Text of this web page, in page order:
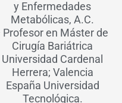
y Enfermedades
Metabólicas, A.C.
Profesor en Máster de
Cirugía Bariátrica
Universidad Cardenal
Herrera; Valencia
España Universidad
Tecnológica.